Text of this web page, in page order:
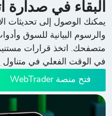
البقاء في صدارة
يمكنك الوصول إلى تحديثات
والرسوم البيانية للسوق
متصفحك. اتخذ قرارات
في الوقت الفعلي في متناول
فتح منصة WebTrader